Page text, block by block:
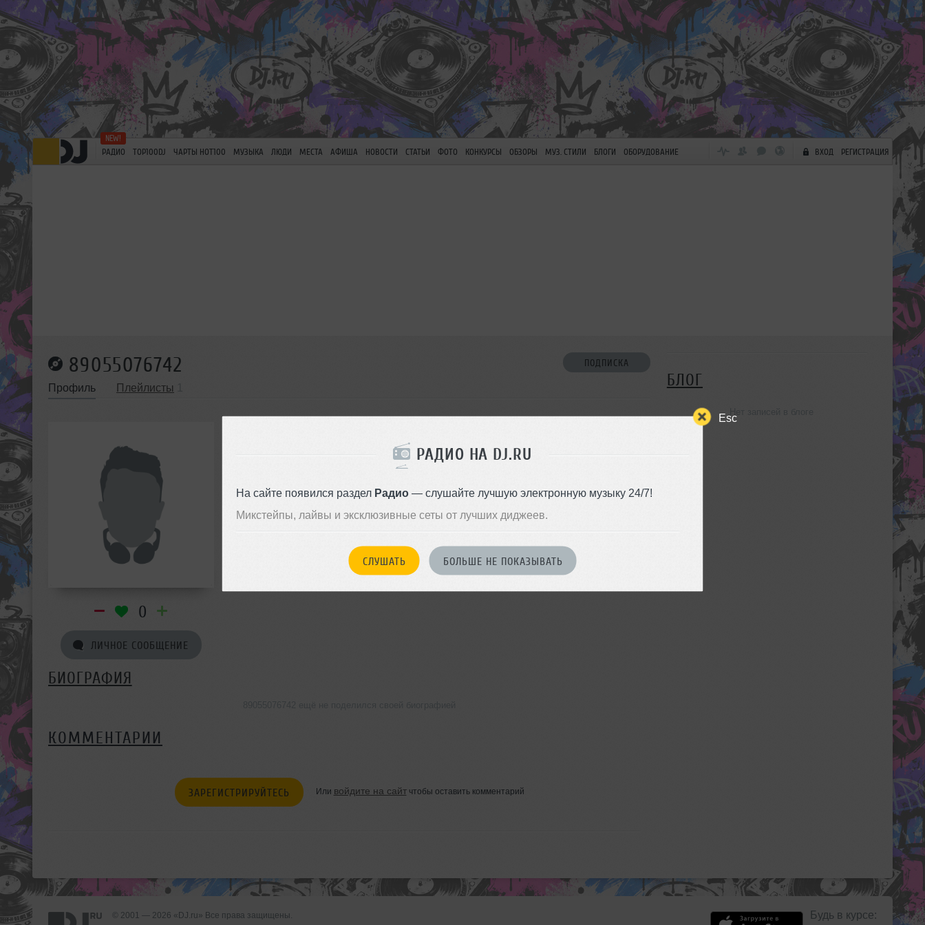
Esc
РАДИО НА DJ.RU
На сайте появился раздел Радио— слушайте лучшую электронную музыку 24/7!
Микстейпы, лайвы и эксклюзивные сеты от лучших диджеев.
СЛУШАТЬ БОЛЬШЕ НЕ ПОКАЗЫВАТЬ
РАДИО TOP100DJ ЧАРТЫ HOT100 МУЗЫКА ЛЮДИ МЕСТА АФИША НОВОСТИ СТАТЬИ ФОТО КОНКУРСЫ ОБЗОРЫ МУЗ. СТИЛИ БЛОГИ ОБОРУДОВАНИЕ ВХОД РЕГИСТРАЦИЯ
89055076742 ПОДПИСКА
Профиль Плейлисты
0
ЛИЧНОЕ СООБЩЕНИЕ
ДОБАВИТЬ В ДРУЗЬЯ
БИОГРАФИЯ
КОММЕНТАРИИ
ЗАРЕГИСТРИРУЙТЕСЬ Или войдите на сайтчтобы оставить комментарий
БЛОГ
© 2001 — 2026 «DJ.ru» Все права защищены.
Будь в курсе: